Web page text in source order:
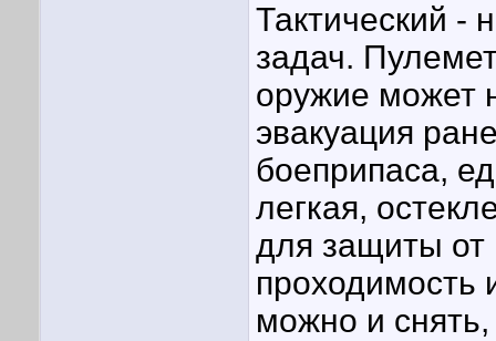
Тактический -
задач.
оружие может
эвакуация
боеприпаса,
легкая,
для защиты от
проходимость
можно и снять,